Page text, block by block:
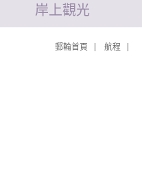
岸上觀光
郵輪首頁 航程